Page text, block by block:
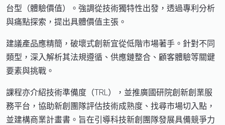
台型（體驗價值）。強調從技術獨特性出發，透過專利分析
與痛點探索，提出具體價值主張。
建議產品應精簡，破壞式創新宜從低階市場著手。針對不同
類型，深入解析其法規遵循、供應鏈整合、顧客體驗等關鍵
要素與挑戰。
課程亦介紹技術準備度（TRL），並推廣國研院創新創業服
務平台，協助新創團隊評估技術成熟度、找尋市場切入點，
並建構商業計畫書。旨在引導科技新創團隊發展具備競爭力